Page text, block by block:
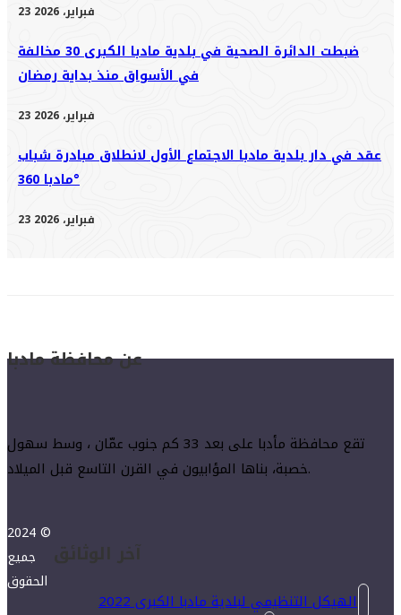
23 فبراير، 2026
ضبطت الدائرة الصحية في بلدية مادبا الكبرى 30 مخالفة
في الأسواق منذ بداية رمضان
23 فبراير، 2026
عقد في دار بلدية مادبا الاجتماع الأول لانطلاق مبادرة شباب
مادبا 360°
23 فبراير، 2026
عن محافظة مادبا
تقع محافظة مأدبا على بعد 33 كم جنوب عمّان ، وسط سهول
خصبة، بناها المؤابيون في القرن التاسع قبل الميلاد.
آخر الوثائق
الهيكل التنظيمي لبلدية مادبا الكبرى 2022
2024 ©
جميع
الحقوق